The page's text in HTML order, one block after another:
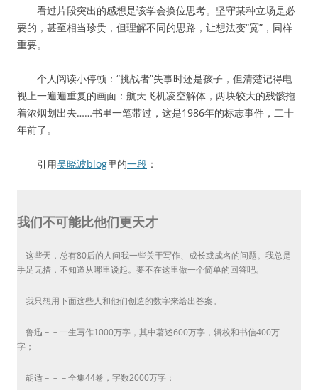
看过片段突出的感想是该学会换位思考。坚守某种立场是必
要的，甚至相当珍贵，但理解不同的思路，让想法变“宽”，同样
重要。
个人阅读小停顿：“挑战者”失事时还是孩子，但清楚记得电
视上一遍遍重复的画面：航天飞机凌空解体，两块较大的残骸拖
着浓烟划出去……书里一笔带过，这是1986年的标志事件，二十
年前了。
引用吴晓波blog里的一段 ：
我们不可能比他们更天才
这些天，总有80后的人问我一些关于写作、成长或成名的问题。我总是
手足无措，不知道从哪里说起。要不在这里做一个简单的回答吧。
我只想用下面这些人和他们创造的数字来给出答案。
鲁迅－－一生写作1000万字，其中著述600万字，辑校和书信400万
字；
胡适－－－全集44卷，字数2000万字；